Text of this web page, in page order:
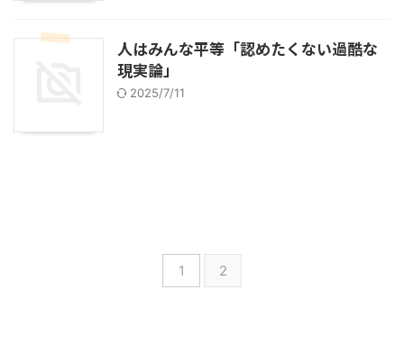
人はみんな平等「認めたくない過酷な
現実論」
2025/7/11
1 2